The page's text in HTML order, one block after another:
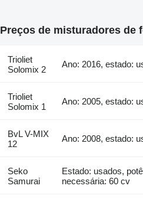
Preços de misturadores de
Trioliet
Solomix 2
Ano: 2016, estado:
Trioliet
Solomix 1
Ano: 2005, estado:
BvL V-MIX
12
Ano: 2008, estado:
Seko
Samurai
Estado: usados,
necessária: 60 cv